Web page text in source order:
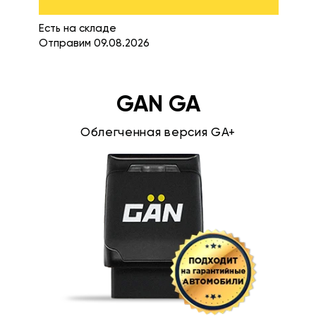
Есть на складе
Отправим 09.08.2026
GAN GA
Облегченная версия GA+